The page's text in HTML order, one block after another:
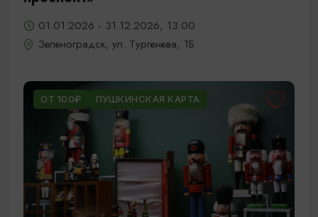
01.01.2026 - 31.12.2026, 13:00
Зеленоградск, ул. Тургенева, 1Б
ОТ 100₽ ПУШКИНСКАЯ КАРТА